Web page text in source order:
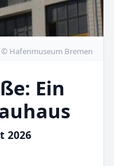
© Hafenmuseum Bremen
Ein
2026